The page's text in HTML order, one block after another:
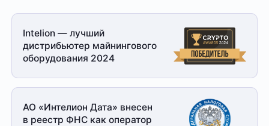
Это единственный способ оплаты в случае, если
заказ оформляется на юридическое лицо.
При получении заказа необходимо иметь при себе
доверенность от организации-заказчика и паспорт
для удостоверения личности
Доставка
Intelion — лучший
дистрибьютер майнингового
оборудования 2024
АО «Интелион Дата» внесен
в реестр ФНС как оператор